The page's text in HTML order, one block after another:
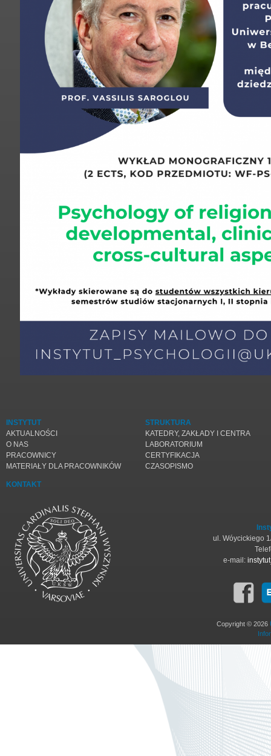
INSTYTUT
AKTUALNOŚCI
O NAS
PRACOWNICY
MATERIAŁY DLA PRACOWNIKÓW
KONTAKT
STRUKTURA
KATEDRY, ZAKŁADY I CENTRA
LABORATORIUM
CERTYFIKACJA
CZASOPISMO
ul. Wóycickiego
e-mail:
Copyright © 2026